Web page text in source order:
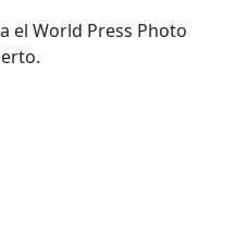
el World Press Photo